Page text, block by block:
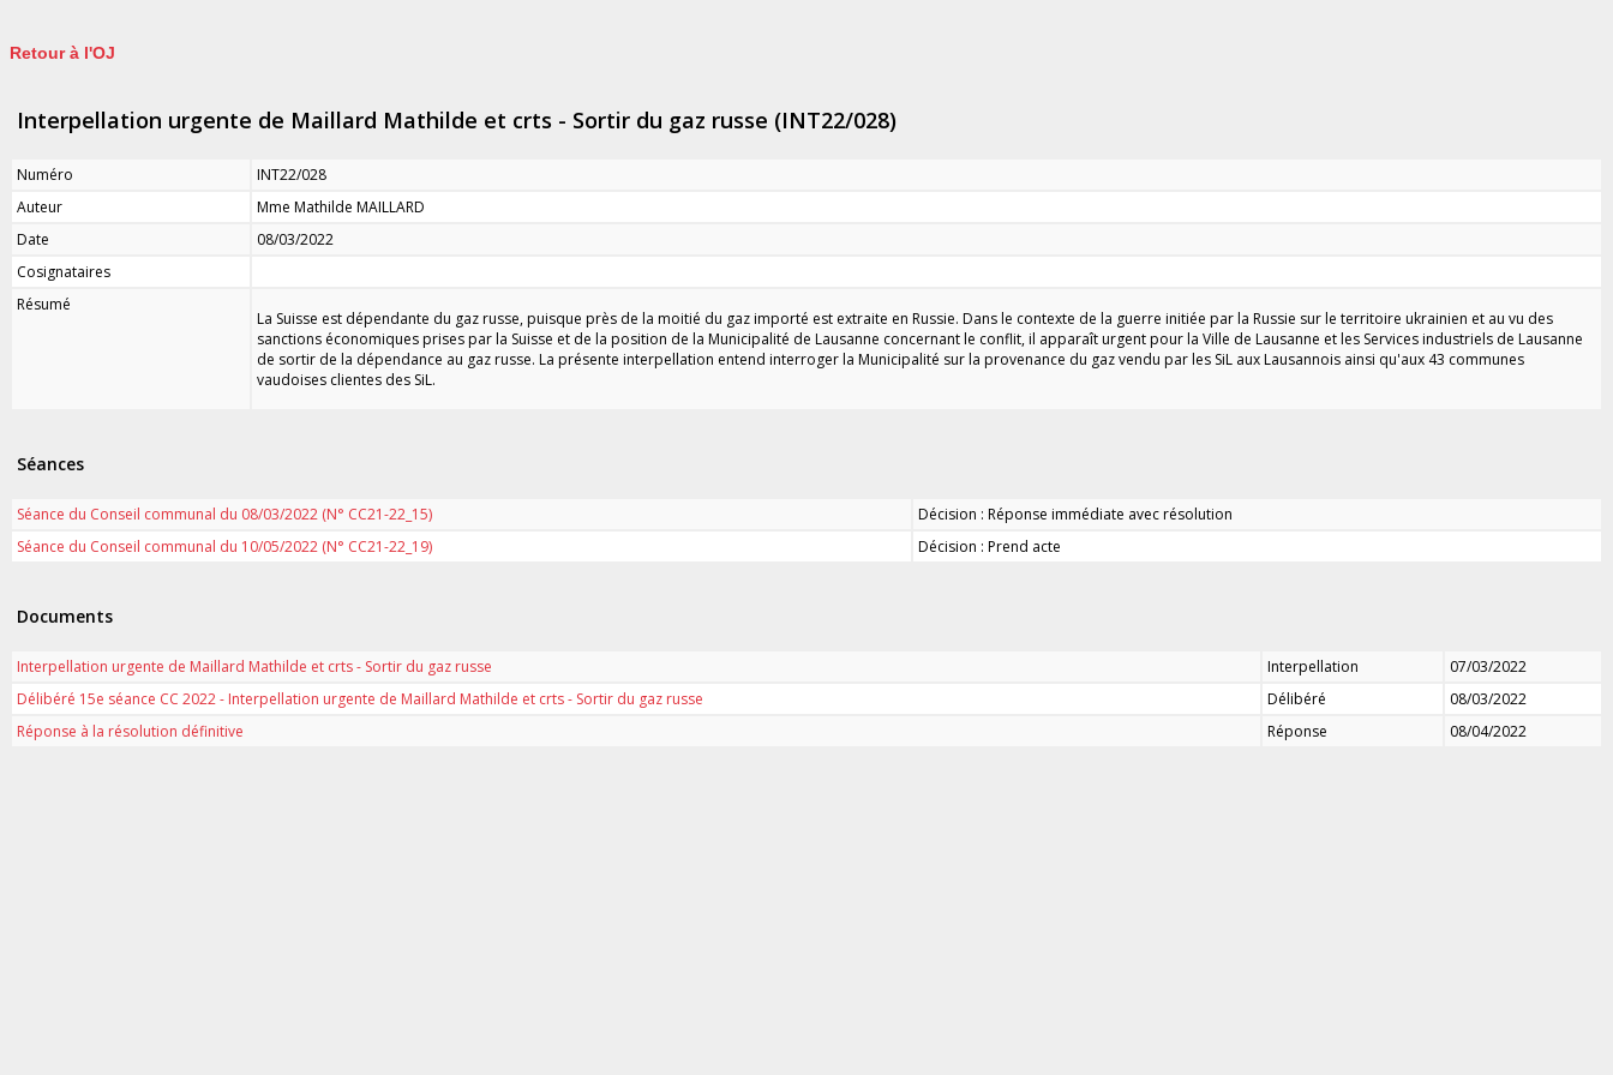
Retour à l'OJ
Interpellation urgente de Maillard Mathilde et crts - Sortir du gaz russe (INT22/028)
Numéro
INT22/028
Auteur
Mme Mathilde MAILLARD
Date
08/03/2022
Cosignataires
Résumé
La Suisse est dépendante du gaz russe, puisque près de la moitié du gaz importé est extraite en Russie. Dans le contexte de la guerre initiée par la Russie sur le territoire ukrainien et au vu des
sanctions économiques prises par la Suisse et de la position de la Municipalité de Lausanne concernant le conflit, il apparaît urgent pour la Ville de Lausanne et les Services industriels de Lausanne
de sortir de la dépendance au gaz russe. La présente interpellation entend interroger la Municipalité sur la provenance du gaz vendu par les SiL aux Lausannois ainsi qu'aux 43 communes
vaudoises clientes des SiL.
Séances
Séance du Conseil communal du 08/03/2022 (N° CC21-22_15)
Décision : Réponse immédiate avec résolution
Séance du Conseil communal du 10/05/2022 (N° CC21-22_19)
Décision : Prend acte
Documents
Interpellation urgente de Maillard Mathilde et crts - Sortir du gaz russe Interpellation
07/03/2022
Délibéré 15e séance CC 2022 - Interpellation urgente de Maillard Mathilde et crts - Sortir du gaz russe
Délibéré
08/03/2022
Réponse à la résolution définitive
Réponse 08/04/2022